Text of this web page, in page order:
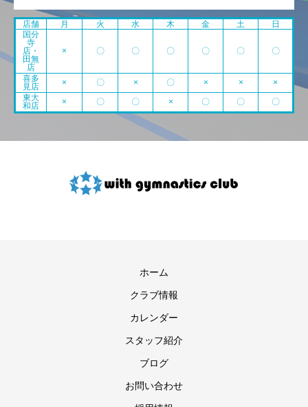
店舗 月 火 水 木 金 土
日
国分
寺
店・
田無
店
× 〇 〇 〇 〇 〇 〇
喜多
見店
× 〇 × 〇 × ×
×
東大
和店
× 〇 〇 × 〇 〇 〇
ホーム
クラブ情報
カレンダー
スタッフ紹介
ブログ
お問い合わせ